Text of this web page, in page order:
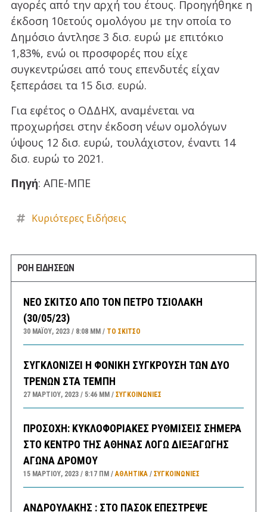
αγορές από την αρχή του έτους. Προηγήθηκε η
έκδοση 10ετούς ομολόγου με την οποία το
Δημόσιο άντλησε 3 δισ. ευρώ με επιτόκιο
1,83%, ενώ οι προσφορές που είχε
συγκεντρώσει από τους επενδυτές είχαν
ξεπεράσει τα 15 δισ. ευρώ.
Για εφέτος ο ΟΔΔΗΧ, αναμένεται να
προχωρήσει στην έκδοση νέων ομολόγων
ύψους 12 δισ. ευρώ, τουλάχιστον, έναντι 14
δισ. ευρώ το 2021.
Πηγή: ΑΠΕ-ΜΠΕ
Κυριότερες Ειδήσεις
ΡΟΗ ΕΙΔΗΣΕΩΝ
ΝΕΟ ΣΚΙΤΣΟ ΑΠΟ ΤΟΝ ΠΕΤΡΟ ΤΣΙΟΛΑΚΗ
(30/05/23)
30 ΜΑΪ́ΟΥ, 2023 8:08 ΜΜ ΤΟ ΣΚΊΤΣΟ
ΣΥΓΚΛΟΝΙΖΕΙ Η ΦΟΝΙΚΗ ΣΥΓΚΡΟΥΣΗ ΤΩΝ ΔΥΟ
ΤΡΕΝΩΝ ΣΤΑ ΤΕΜΠΗ
27 ΜΑΡΤΊΟΥ, 2023 5:46 ΜΜ ΣΥΓΚΟΙΝΩΝΊΕΣ
ΠΡΟΣΟΧΗ: ΚΥΚΛΟΦΟΡΙΑΚΕΣ ΡΥΘΜΙΣΕΙΣ ΣΗΜΕΡΑ
ΣΤΟ ΚΕΝΤΡΟ ΤΗΣ ΑΘΗΝΑΣ ΛΟΓΩ ΔΙΕΞΑΓΩΓΗΣ
ΑΓΩΝΑ ΔΡΟΜΟΥ
15 ΜΑΡΤΊΟΥ, 2023 8:17 ΠΜ ΑΘΛΗΤΙΚΑ/ ΣΥΓΚΟΙΝΩΝΊΕΣ
ΑΝΔΡΟΥΛΑΚΗΣ : ΣΤΟ ΠΑΣΟΚ ΕΠΕΣΤΡΕΨΕ